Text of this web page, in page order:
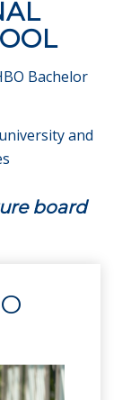
Bachelor
and
board